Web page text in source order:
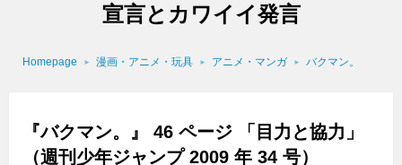
宣言とカワイイ発言
Homepage 漫画・アニメ・玩具 アニメ・マンガ バクマン。
『バクマン。』 46 ページ 「目力と協力」
（週刊少年ジャンプ 2009 年 34 号）